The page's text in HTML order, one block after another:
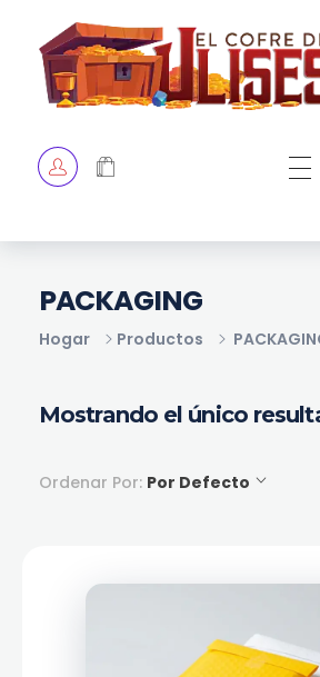
Hogar Productos
PACKAGING
Mostrando el único
Ordenar Por: Por Defecto